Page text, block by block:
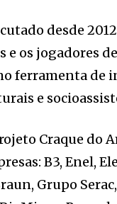
desde
e os jogadores
ferramenta de
e
Craque do
B3, Enel,
Grupo